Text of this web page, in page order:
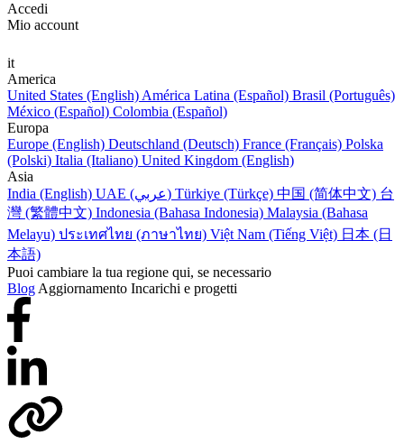
Accedi
Mio account
it
America
United States (English) América Latina (Español) Brasil (Português)
México (Español) Colombia (Español)
Europa
Europe (English) Deutschland (Deutsch) France (Français) Polska
(Polski) Italia (Italiano) United Kingdom (English)
Asia
India (English)
UAE (عربي) Türkiye (Türkçe) 中国 (简体中文) 台
灣 (繁體中文) Indonesia (Bahasa Indonesia) Malaysia (Bahasa
Melayu) ประเทศไทย (ภาษาไทย) Việt Nam (Tiếng Việt) 日本 (日
本語)
Puoi cambiare la tua regione qui, se necessario
Blog Aggiornamento Incarichi e progetti